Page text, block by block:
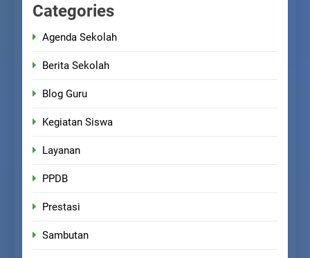
Categories
Agenda Sekolah
Berita Sekolah
Blog Guru
Kegiatan Siswa
Layanan
PPDB
Prestasi
Sambutan